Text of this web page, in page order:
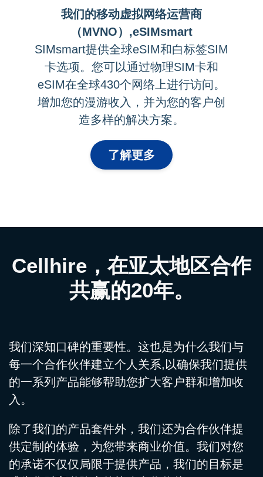
我们的移动虚拟网络运营商
（MVNO）,eSIMsmart
SIMsmart提供全球eSIM和白标签SIM
卡选项。您可以通过物理SIM卡和
eSIM在全球430个网络上进行访问。
增加您的漫游收入，并为您的客户创
造多样的解决方案。
了解更多
Cellhire，在亚太地区合作
共赢的20年。
我们深知口碑的重要性。这也是为什么我们与
每一个合作伙伴建立个人关系,以确保我们提供
的一系列产品能够帮助您扩大客户群和增加收
入。
除了我们的产品套件外，我们还为合作伙伴提
供定制的体验，为您带来商业价值。我们对您
的承诺不仅仅局限于提供产品，我们的目标是